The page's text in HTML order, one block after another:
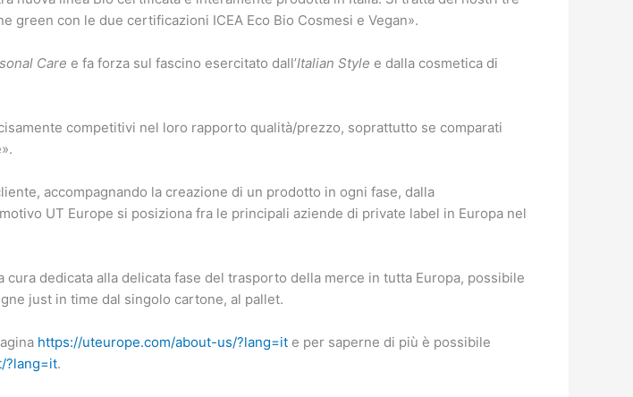
green con le due certificazioni ICEA Eco Bio Cosmesi e Vegan».
Care e fa forza sul fascino esercitato dall’Italian Style e dalla cosmetica di
competitivi nel loro rapporto qualità/prezzo, soprattutto se comparati
accompagnando la creazione di un prodotto in ogni fase, dalla
UT Europe si posiziona fra le principali aziende di private label in Europa nel
dedicata alla delicata fase del trasporto della merce in tutta Europa, possibile
just in time dal singolo cartone, al pallet.
https://uteurope.com/about-us/?lang=it e per saperne di più è possibile
?lang=it.